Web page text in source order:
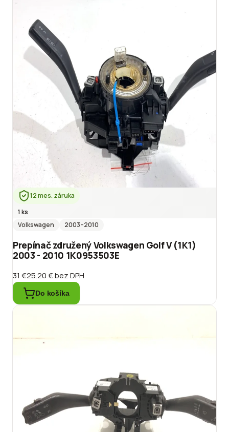
12 mes. záruka
1 ks
Volkswagen
2003–2010
Prepínač združený Volkswagen Golf V (1K1)
2003 - 2010 1K0953503E
31 €25.20 €bez DPH
Do košíka